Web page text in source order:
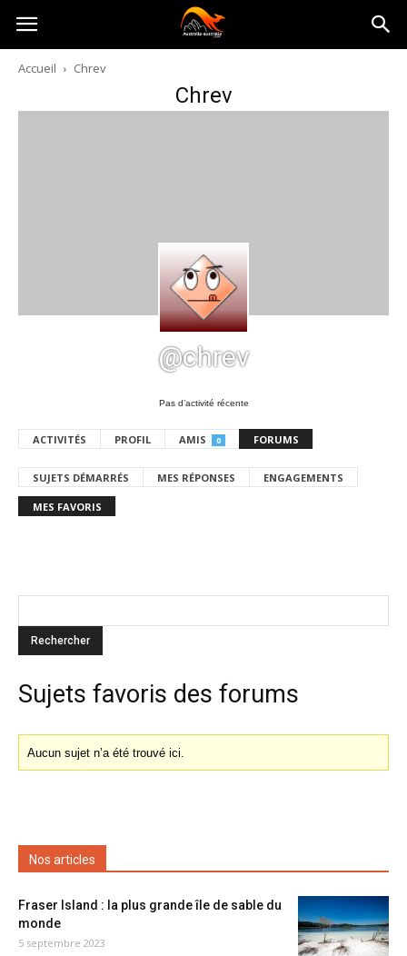
Australia-
australie.com
Accueil Chrev
Chrev
@chrev
Pas d’activité récente
ACTIVITÉS PROFIL AMIS 0 FORUMS
SUJETS DÉMARRÉS MES RÉPONSES ENGAGEMENTS
MES FAVORIS
Sujets favoris des forums
Aucun sujet n’a été trouvé ici.
Nos articles
Fraser Island : la plus grande île de sable du
monde
5 septembre 2023